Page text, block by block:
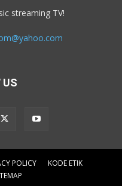
streaming TV!
US
POLICY
KODE ETIK